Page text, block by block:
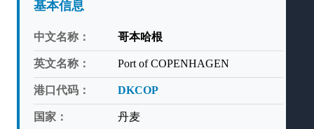
基本信息
中文名称： 哥本哈根
英文名称： Port of COPENHAGEN
港口代码： DKCOP
国家： 丹麦